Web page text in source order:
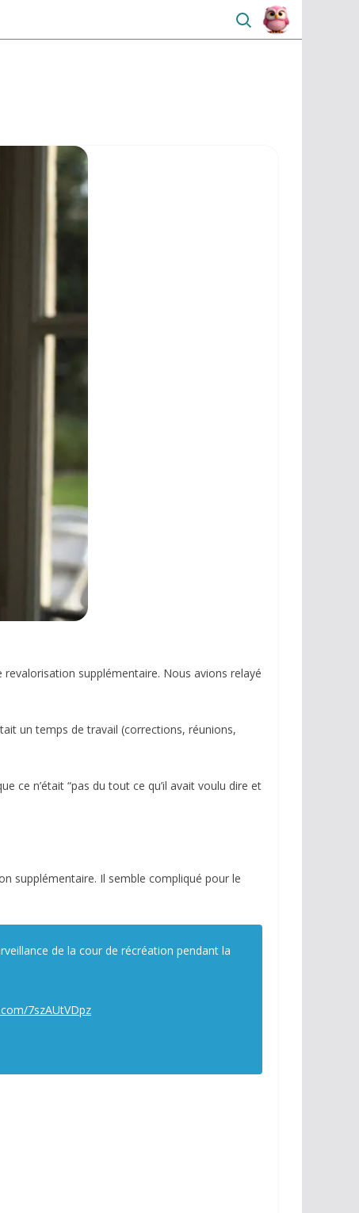
supplémentaire. Nous avions relayé
un temps de travail (corrections, réunions,
ce n’était “pas du tout ce qu’il avait voulu dire et
supplémentaire. Il semble compliqué pour le
de la cour de récréation pendant la
7szAUtVDpz